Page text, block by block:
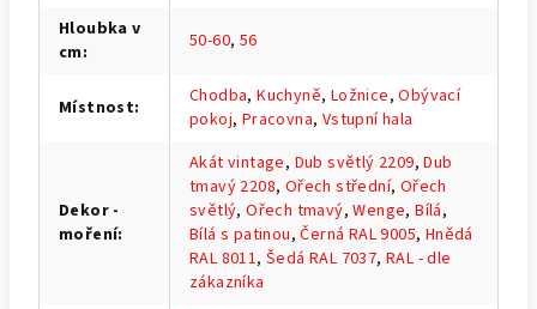
Hloubka v
cm: 50-60, 56
Místnost: Chodba,Kuchyně, Ložnice,Obývací
pokoj, Pracovna, Vstupní hala
Dekor -
moření:
Akát vintage, Dub světlý 2209,Dub
tmavý 2208, Ořech střední, Ořech
světlý,Ořech tmavý,Wenge,Bílá,
Bílá s patinou,Černá RAL 9005, Hnědá
RAL 8011,Šedá RAL 7037,RAL - dle
zákazníka